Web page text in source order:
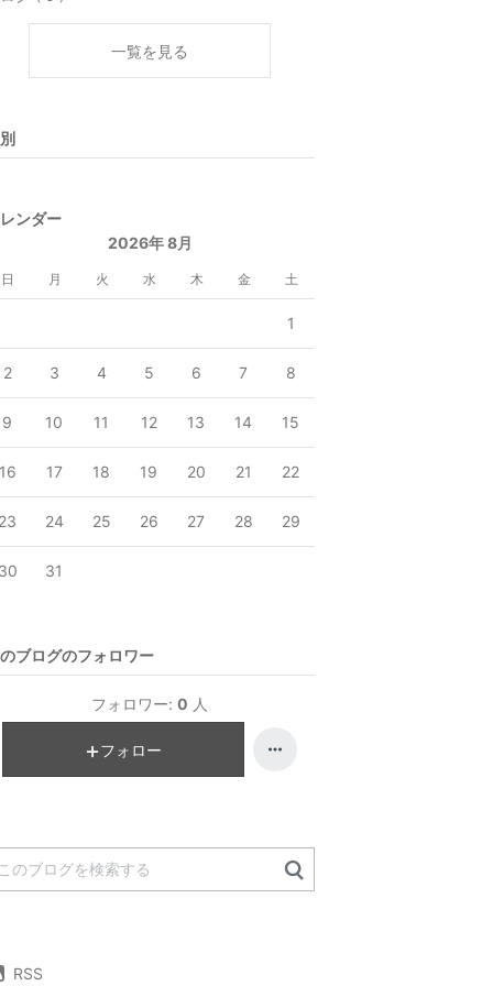
一覧を見る
ンダー
2026年 8月
日 月 火 水 木 金 土
1
2 3 4 5 6 7 8
9 10 11 12 13 14 15
17 18 19 20 21 22
24 25 26 27 28 29
31
ブログのフォロワー
フォロワー: 0 人
フォロー
RSS